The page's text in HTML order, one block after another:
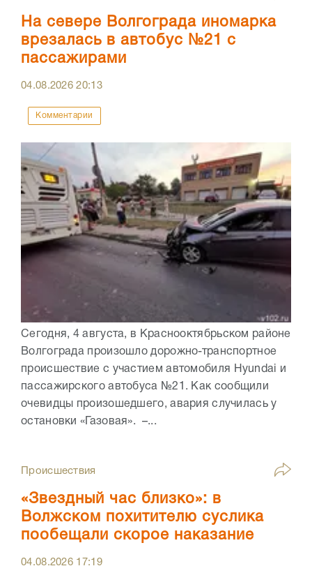
На севере Волгограда иномарка
врезалась в автобус №21 с
пассажирами
04.08.202620:13
Комментарии
Сегодня, 4 августа, в Краснооктябрьском районе
Волгограда произошло дорожно-транспортное
происшествие с участием автомобиля Hyundai и
пассажирского автобуса №21. Как сообщили
очевидцы произошедшего, авария случилась у
остановки «Газовая». –...
Происшествия
«Звездный час близко»: в
Волжском похитителю суслика
пообещали скорое наказание
04.08.2026 17:19